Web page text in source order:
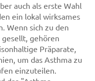
auch als erste Wahl
ein lokal wirksames
Wenn sich zu den
gehören
Präparate,
um das Asthma zu
einzuteilen.